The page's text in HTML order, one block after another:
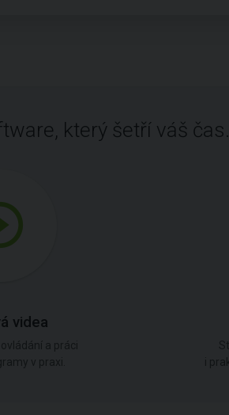
který šetří váš čas.
videa